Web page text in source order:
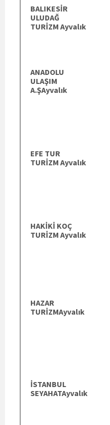
BALIKESİR
ULUDAĞ
TURİZM Ayvalık
ANADOLU
ULAŞIM
A.ŞAyvalık
EFE TUR
TURİZM Ayvalık
HAKİKİ KOÇ
TURİZM Ayvalık
HAZAR
TURİZMAyvalık
İSTANBUL
SEYAHATAyvalık